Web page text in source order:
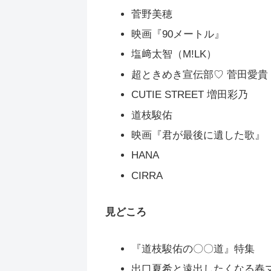
菅野美穂
映画『90メートル』
塩﨑太智（M!LK）
超ときめき宣伝部♡ 菅田愛貴
CUTIE STREET 増田彩乃
道枝駿佑
映画『君が最後に遺した歌』
HANA
CIRRA
見どころ
『道枝駿佑の〇〇道』特集